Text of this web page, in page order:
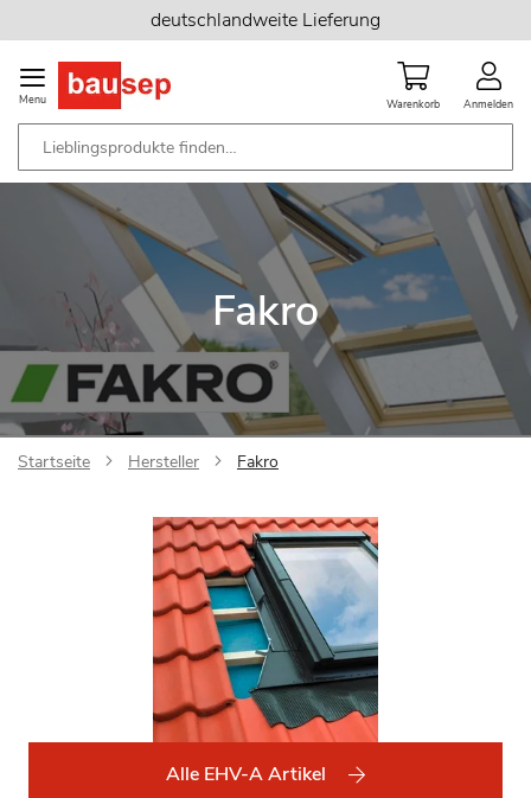
Inhalt
springen
deutschlandweite Lieferung
Menu Warenkorb Anmelden
Fakro
Startseite Hersteller Fakro
Alle EHV-A Artikel